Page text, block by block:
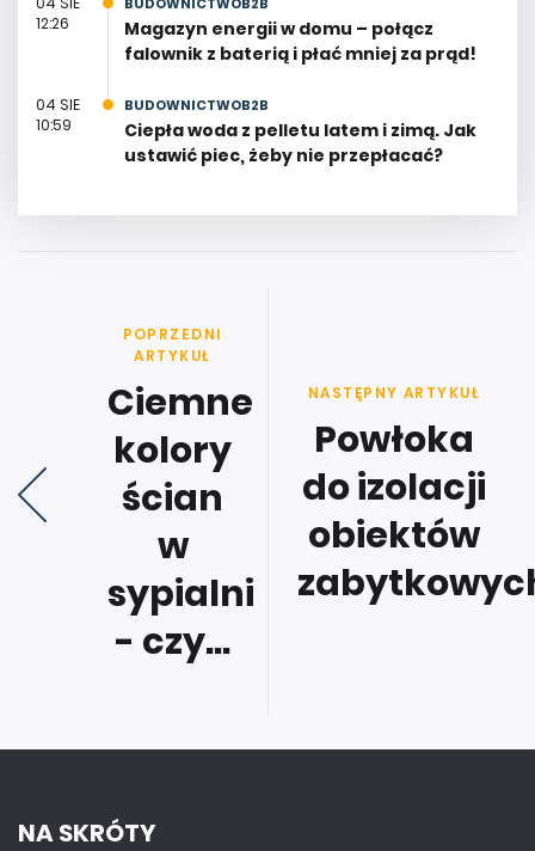
12:26
Magazyn energii w domu – połącz
falownik z baterią i płać mniej za prąd!
04 SIE
10:59
BUDOWNICTWOB2B
Ciepła woda z pelletu latem i zimą. Jak
ustawić piec, żeby nie przepłacać?
POPRZEDNI
ARTYKUŁ
Ciemne
kolory
ścian
w
sypialni
- czy...
NASTĘPNY ARTYKUŁ
Powłoka
do izolacji
obiektów
NA SKRÓTY